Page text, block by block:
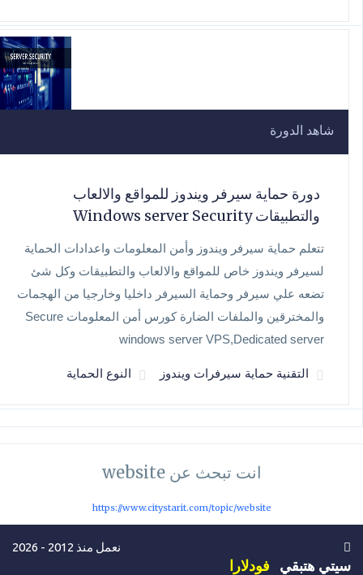
شاهد الدورة
دورة حماية سيرفر ويندوز للمواقع والالعاب
والتطبيقات Windows server Security
تتعلم حماية سيرفر ويندوز وأمن المعلومات واعدادات الحماية
لسيرفر ويندوز خاص للمواقع والالعاب والتطبيقات وكل شئ
تضعه علي سيرفر وحماية السيرفر داخليا وخارجيا من الهجمات
والمخترقين والملفات الضارة كورس أمن المعلومات Secure
windows server VPS,Dedicated server
التقنية حماية سيرفرات ويندوز النوع الحماية
انت تبحث عن website
https://www.citystarit.com/topic/website
نعمل منذ 2012 - 2026
سيتي هتبقي فودلارا